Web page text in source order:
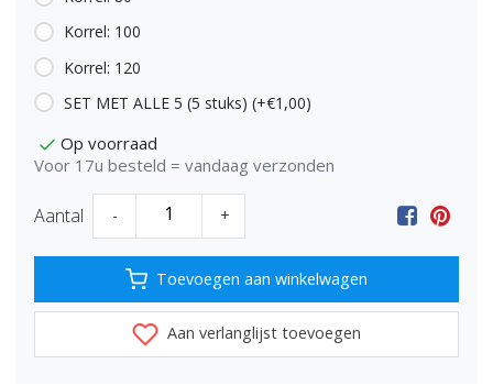
Korrel: 100
Korrel: 120
SET MET ALLE 5 (5 stuks) (+€1,00)
Op voorraad
Voor 17u besteld = vandaag verzonden
Aantal - +
Toevoegen aan winkelwagen
Aan verlanglijst toevoegen